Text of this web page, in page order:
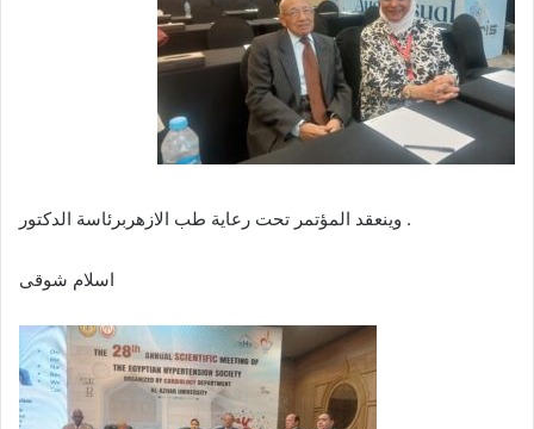
وينعقد المؤتمر تحت رعاية طب الازهربرئاسة الدكتور .
اسلام شوقى